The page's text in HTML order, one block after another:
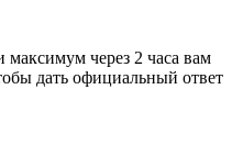
максимум через 2 часа вам
дать официальный ответ